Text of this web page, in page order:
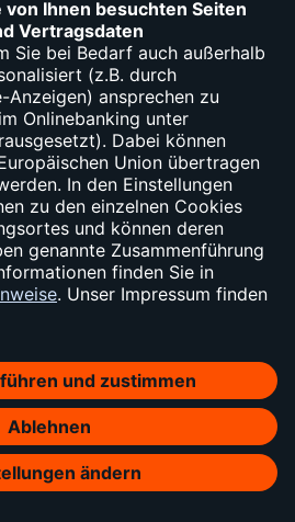
bei der Polizei
persönlich bei der örtlichen
stellen. Das ist sinnvoll, wenn
sind.